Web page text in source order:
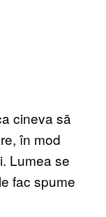
cineva să
în mod
Lumea se
fac spume